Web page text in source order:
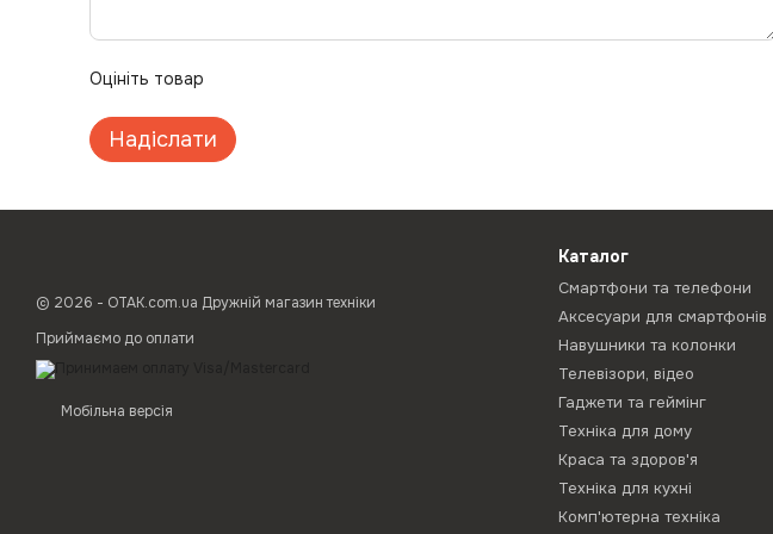
Оцініть товар
Надіслати
© 2026 - ОТАК.com.ua Дружній магазин техніки
Приймаємо до оплати
Мобільна версія
Каталог
Смартфони та телефони
Аксесуари для смартфонів
Навушники та колонки
Телевізори, відео
Гаджети та геймінг
Техніка для дому
Краса та здоров'я
Техніка для кухні
Комп'ютерна техніка